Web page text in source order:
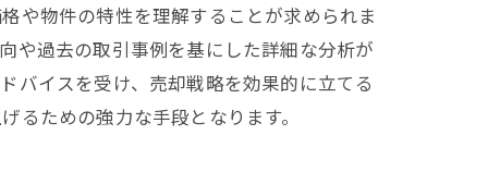
や物件の特性を理解することが求められま
や過去の取引事例を基にした詳細な分析が
バイスを受け、売却戦略を効果的に立てる
ための強力な手段となります。